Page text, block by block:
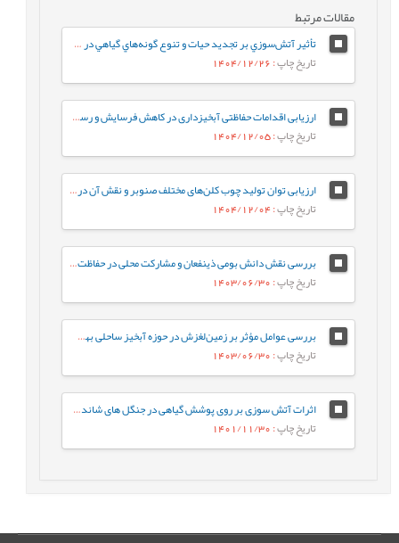
مقالات مرتبط
تأثیر آتش‌سوزي بر تجدید حیات و تنوع گونه‌هاي گياهي در جنگل‌های خورگام رودبار
تاریخ چاپ: 1404/12/26
ارزیابی اقدامات حفاظتی آبخیزداری در کاهش فرسایش و رسوب‌گذاری حوضه آلنزه با استفاده از مدل MPSIAC
تاریخ چاپ: 1404/12/05
ارزیابی توان تولید چوب کلن‌های مختلف صنوبر و نقش آن در توسعه پایدار منابع جنگلی
تاریخ چاپ: 1404/12/04
بررسی نقش دانش بومی ذینفعان و مشارکت محلی در حفاظت پایدار از جنگل‌ (مطالعه موردی: جنگل‌های غرب استان گیلان)
تاریخ چاپ: 1403/06/30
بررسی عوامل مؤثر بر زمین‌لغزش در حوزه آبخیز ساحلی بهشهر-گلوگاه با استفاده از مکسنت در استان مازندران
تاریخ چاپ: 1403/06/30
اثرات آتش سوزی بر روی پوشش گیاهی در جنگل های شاندرمن
تاریخ چاپ: 1401/11/30